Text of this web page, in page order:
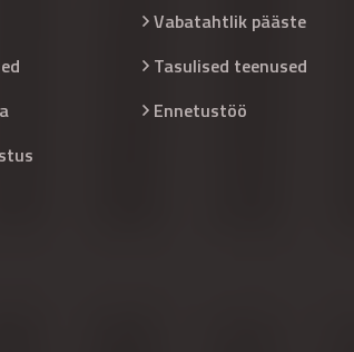
Vabatahtlik pääste
Tasulised teenused
Ennetustöö